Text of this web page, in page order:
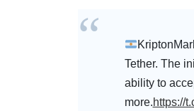
Tether. The
ability to
more.https://